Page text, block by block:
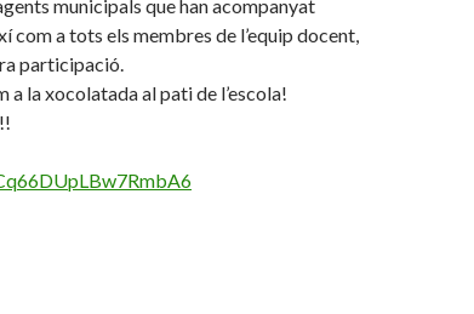
municipals que han acompanyat
com a tots els membres de l’equip docent,
participació.
a la xocolatada al pati de l’escola!